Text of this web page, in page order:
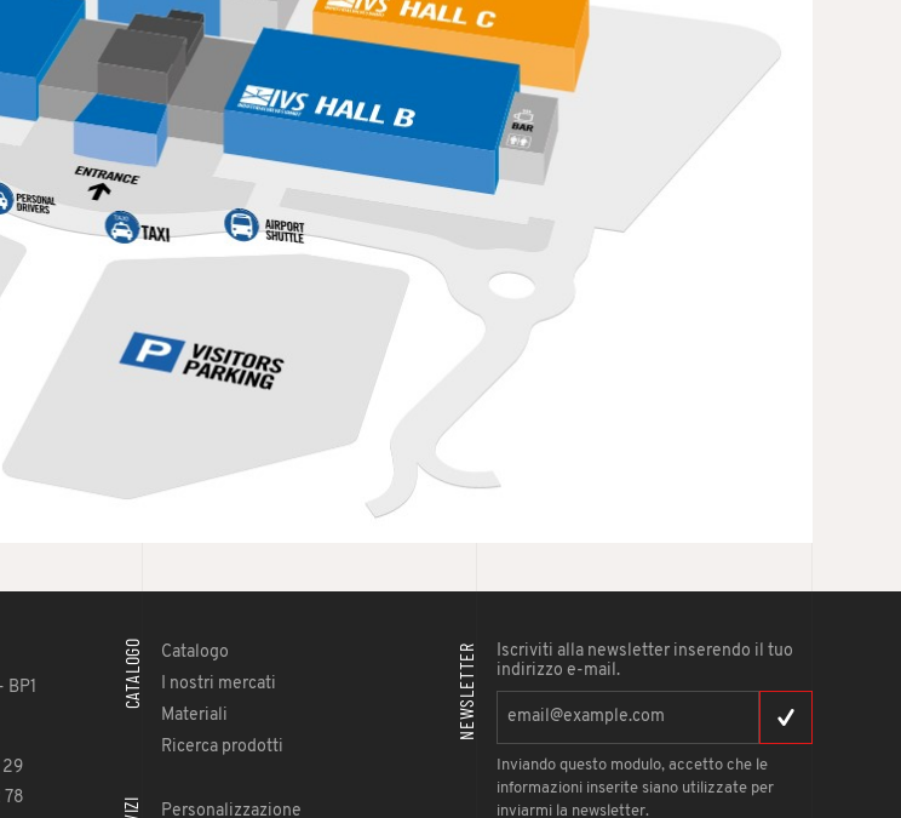
29
78
CATALOGO
Catalogo
I nostri mercati
Materiali
Ricerca prodotti
Personalizzazione
NEWSLETTER
Iscriviti alla newsletter inserendo il tuo
indirizzo e-mail.
Inviando questo modulo, accetto che le
informazioni inserite siano utilizzate per
inviarmi la newsletter.